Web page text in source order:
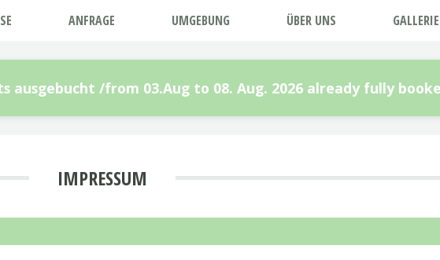
ANFRAGE UMGEBUNG ÜBER UNS GALLERIE
ausgebucht /from 03.Aug to 08. Aug. 2026 already fully
IMPRESSUM